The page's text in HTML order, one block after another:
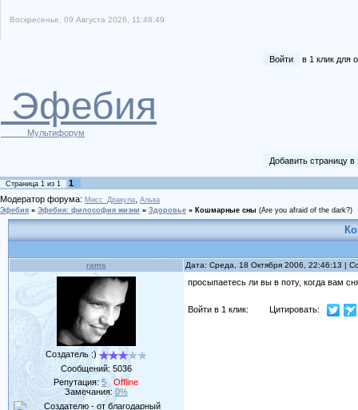
Воскресенье, 09 Августа 2026, 11:48:49
Войти в 1 клик для
Эфебия
Мультифорум
Добавить страницу
Страница 1 из 1
1
Модератор форума: Мисс_Дракула Алька
Эфебия » Эфебия: философия жизни » Здоровье » Кошмарные сны (Are you afraid of the dark?)
rams Дата: Среда, 18 Октября 2006, 22:46:13 |
Создатель :)
Сообщений: 5036
Репутация:5
Offline
Замечания: 0%
просыпаетесь ли вы в поту, когда вам
Войти в 1 клик: Цитировать: